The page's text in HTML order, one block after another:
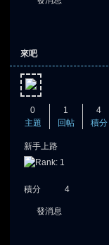
來吧
0
主題
1
回帖
4
積分
新手上路
積分 4
發消息